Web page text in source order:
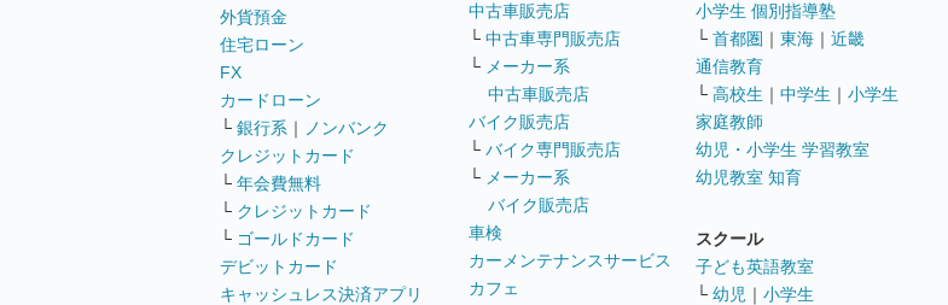
外貨預金
住宅ローン
FX
カードローン
└ 銀行系 ｜
ノンバンク
クレジットカード
└ 年会費無料
└ クレジットカード
└ ゴールドカード
デビットカード
キャッシュレス決済アプリ
中古車販売店
└ 中古車専門販売店
└ メーカー系
中古車販売店
バイク販売店
└ バイク専門販売店
└ メーカー系
バイク販売店
車検
カーメンテナンスサービス
カフェ
小学生 個別指導塾
└ 首都圏 ｜ 東海 ｜ 近畿
通信教育
└ 高校生 ｜ 中学生 ｜ 小学生
家庭教師
幼児・小学生 学習教室
幼児教室 知育
スクール
子ども英語教室
└ 幼児 ｜ 小学生